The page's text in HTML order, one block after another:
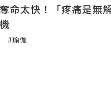
命太快！「疼痛是無
#瑜伽